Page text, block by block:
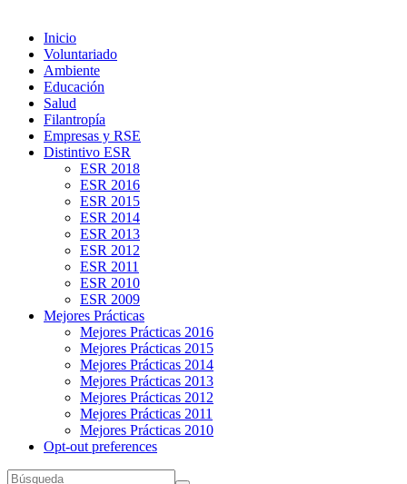
Inicio
Voluntariado
Ambiente
Educación
Salud
Filantropía
Empresas y RSE
Distintivo ESR
ESR 2018
ESR 2016
ESR 2015
ESR 2014
ESR 2013
ESR 2012
ESR 2011
ESR 2010
ESR 2009
Mejores Prácticas
Mejores Prácticas 2016
Mejores Prácticas 2015
Mejores Prácticas 2014
Mejores Prácticas 2013
Mejores Prácticas 2012
Mejores Prácticas 2011
Mejores Prácticas 2010
Opt-out preferences